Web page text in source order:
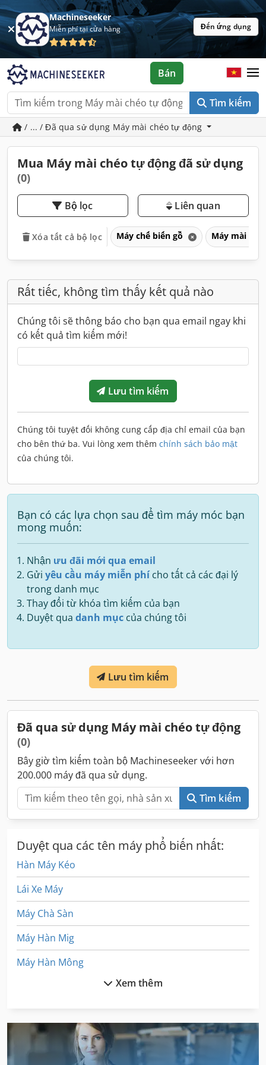
Machineseeker
Miễn phí tại cửa hàng Đến ứng dụng
Tìm kiếm
Bán
/ ... / Đã qua sử dụng Máy mài chéo tự động
Mua Máy mài chéo tự động đã sử dụng
(0)
Bộ lọc Liên quan
Xóa tất cả bộ lọc Máy chế biến gỗ Máy mài
Rất tiếc, không tìm thấy kết quả nào
Chúng tôi sẽ thông báo cho bạn qua email ngay khi
có kết quả tìm kiếm mới!
Lưu tìm kiếm
Chúng tôi tuyệt đối không cung cấp địa chỉ email của bạn
cho bên thứ ba. Vui lòng xem thêm chính sách bảo mật
của chúng tôi.
Bạn có các lựa chọn sau để tìm máy móc bạn
mong muốn:
Nhận ưu đãi mới qua email
Gửi yêu cầu máy miễn phícho tất cả các đại lý
trong danh mục
Thay đổi từ khóa tìm kiếm của bạn
Duyệt qua danh mục của chúng tôi
Lưu tìm kiếm
Đã qua sử dụng Máy mài chéo tự động
(0)
Bây giờ tìm kiếm toàn bộ Machineseeker với hơn
200.000 máy đã qua sử dụng.
Tìm kiếm
Duyệt qua các tên máy phổ biến nhất:
Hàn Máy Kéo
Lái Xe Máy
Máy Chà Sàn
Máy Hàn Mig
Máy Hàn Mông
Máy Kéo Chạy Xích
Máy Kéo Điện
Xem thêm